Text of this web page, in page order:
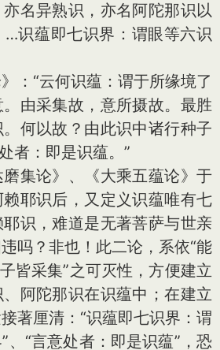
名异熟识，亦名阿陀那识以
…识蕴即七识界：谓眼等六识
“云何识蕴：谓于所缘境了
由采集故，意所摄故。最胜
何以故？由此识中诸行种子
者：即是识蕴。”
论》、《大乘五蕴论》于
耶识后，又定义识蕴唯有七
识，难道是无著菩萨与世亲
吗？非也！此二论，系依“能
皆采集”之可灭性，方便建立
阿陀那识在识蕴中；在建立
著厘清：“识蕴即七识界：谓
、“言意处者：即是识蕴”，恐